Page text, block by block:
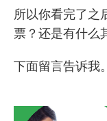
所以你看完了之
票？还是有什么
下面留言告诉我。